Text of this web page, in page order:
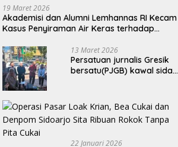
19 Maret 2026
Akademisi dan Alumni Lemhannas RI Kecam
Kasus Penyiraman Air Keras terhadap
13 Maret 2026
Persatuan jurnalis Gresik
bersatu(PJGB) kawal sidak
atas nama Molyo Cipto
amin
22 Januari 2026